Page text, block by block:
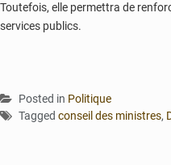
Toutefois, elle permettra de
services publics.
Posted in Politique
Tagged conseil des ministres,